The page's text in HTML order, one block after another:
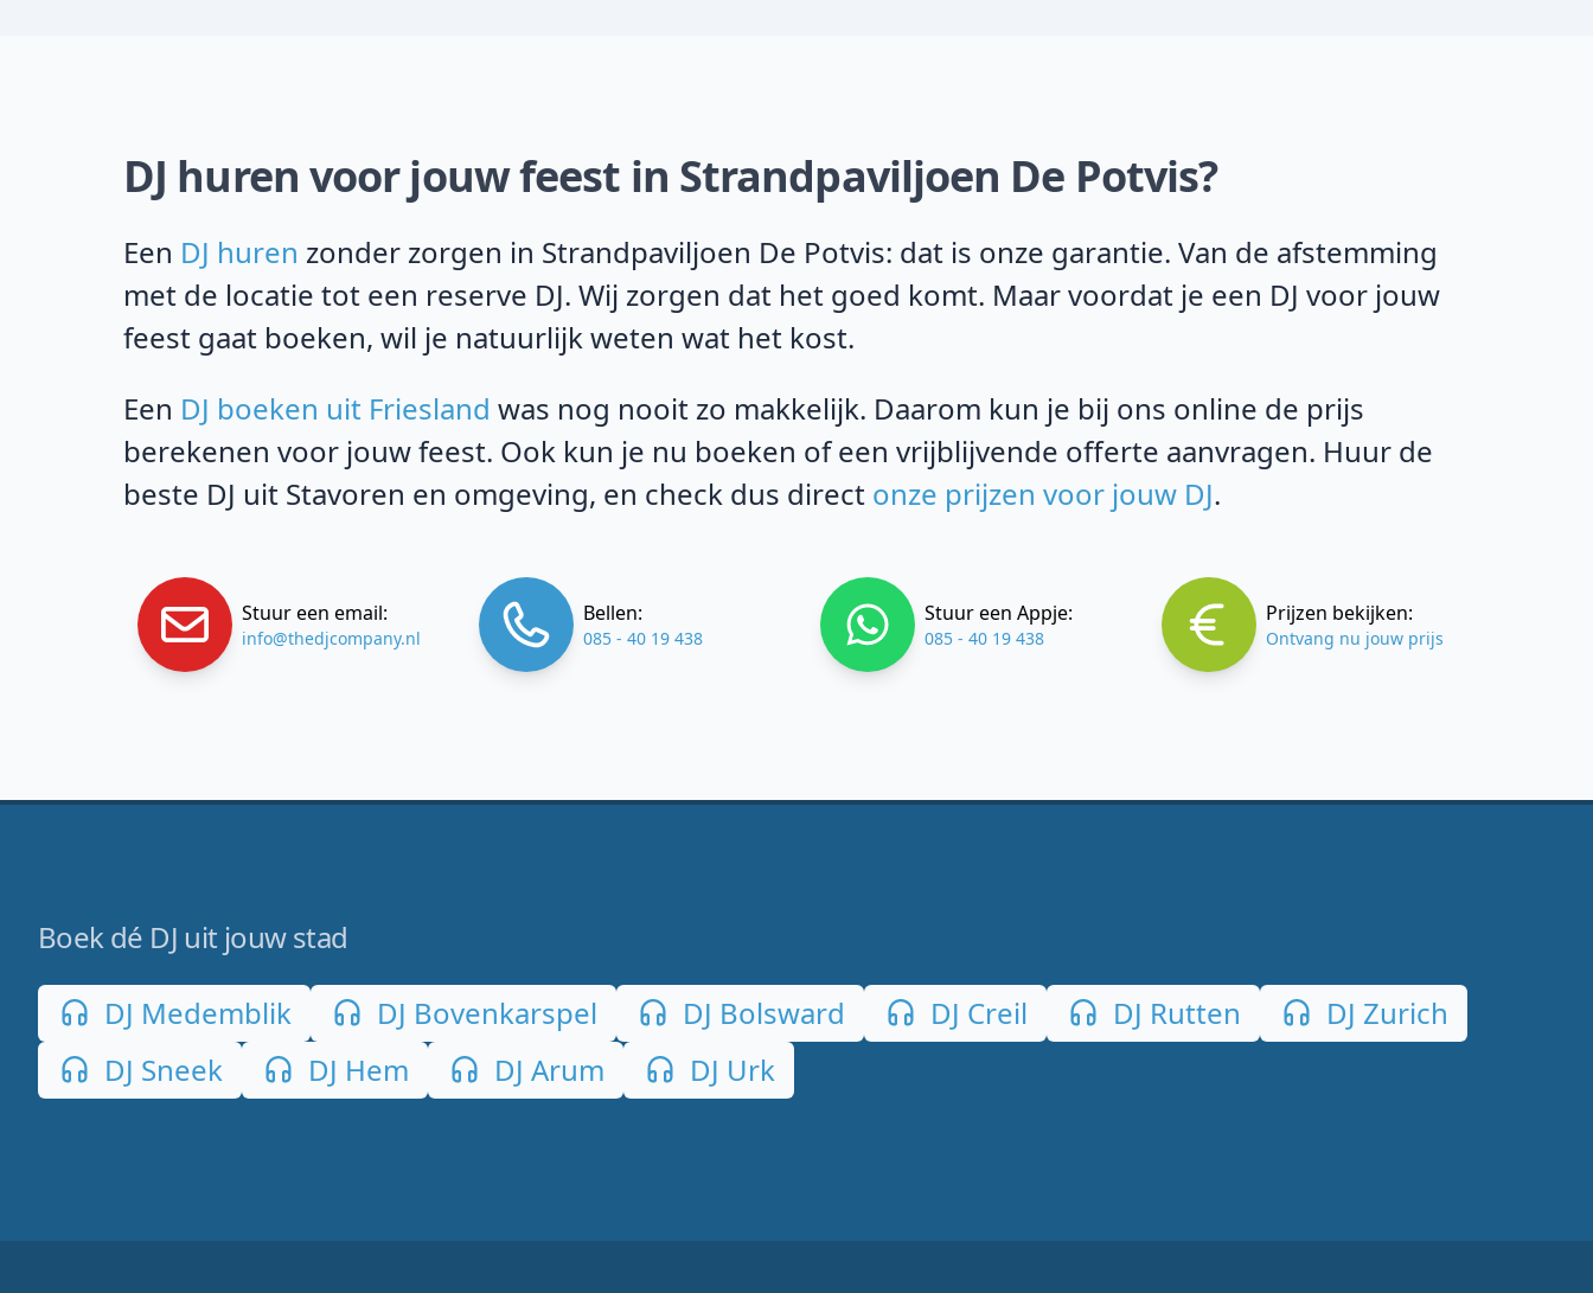
DJ huren voor jouw feest in Strandpaviljoen De Potvis?
Een DJ huren zonder zorgen in Strandpaviljoen De Potvis: dat is onze garantie. Van de afstemming
met de locatie tot een reserve DJ. Wij zorgen dat het goed komt. Maar voordat je een DJ voor jouw
feest gaat boeken, wil je natuurlijk weten wat het kost.
Een DJ boeken uit Friesland was nog nooit zo makkelijk. Daarom kun je bij ons online de prijs
berekenen voor jouw feest. Ook kun je nu boeken of een vrijblijvende offerte aanvragen. Huur de
beste DJ uit Stavoren en omgeving, en check dus direct onze prijzen voor jouw DJ.
Stuur een email:
info@thedjcompany.nl
Bellen:
085 - 40 19 438
Stuur een Appje:
085 - 40 19 438
Prijzen bekijken:
Ontvang nu jouw prijs
Boek dé DJ uit jouw stad
DJ Medemblik
DJ Bovenkarspel DJ Bolsward DJ Creil DJ Rutten
DJ Zurich
DJ Sneek
DJ Hem DJ Arum DJ Urk